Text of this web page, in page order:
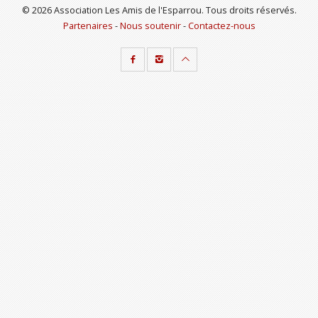
© 2026 Association Les Amis de l'Esparrou. Tous droits réservés.
Partenaires -Nous soutenir-Contactez-nous